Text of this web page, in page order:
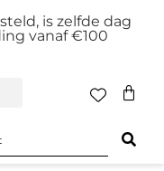
is zelfde dag
vanaf €100